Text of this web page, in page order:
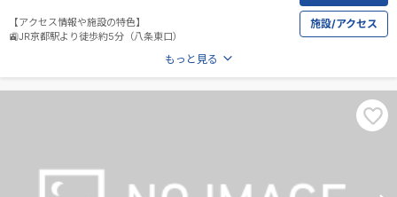
施設/アクセス
【アクセス情報や施設の特色】
🚉JR京都駅より徒歩約5分（八条東口）
もっと見る